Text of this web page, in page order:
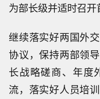
为部长级并适时召开
继续落实好两国外
协议，保持两部领
长战略磋商、年度
流，落实好人员培